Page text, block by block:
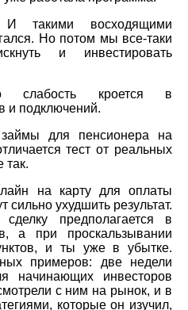
такими восходящими
Но потом мы все-таки
и инвестировать
слабость кроется в
и подключений.
для пенсионера на
тест от реальных
так.
на карту для оплаты
ухудшить результат.
предполагается в
а при проскальзывании
и ты уже в убытке.
примеров: две недели
начинающих инвесторов
с ним на рынок, и в
которые он изучил,